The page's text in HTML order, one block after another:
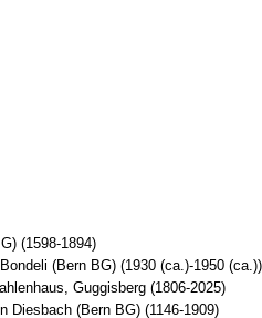
(1598-1894)
(Bern BG) (1930 (ca.)-1950 (ca.))
Guggisberg (1806-2025)
Diesbach (Bern BG) (1146-1909)